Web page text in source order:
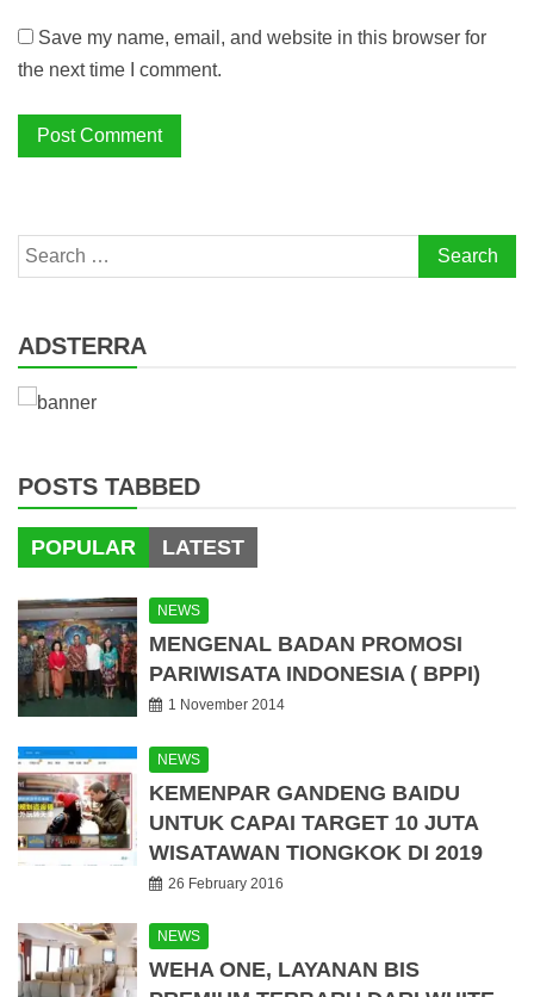
Save my name, email, and website in this browser for
the next time I comment.
Search
for:
ADSTERRA
POSTS TABBED
POPULAR LATEST
NEWS
MENGENAL BADAN PROMOSI
PARIWISATA INDONESIA ( BPPI)
1 November 2014
NEWS
KEMENPAR GANDENG BAIDU
UNTUK CAPAI TARGET 10 JUTA
WISATAWAN TIONGKOK DI 2019
26 February 2016
NEWS
WEHA ONE, LAYANAN BIS